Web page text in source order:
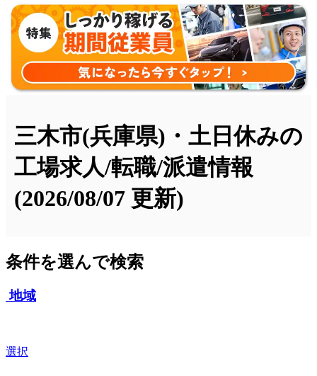
三木市(兵庫県)・土日休みの
工場求人/転職/派遣情報
(2026/08/07 更新)
条件を選んで検索
地域
選択